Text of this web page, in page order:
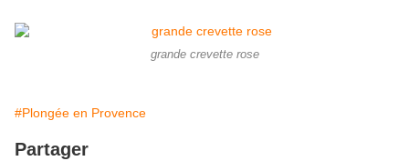
grande crevette rose
#Plongée en Provence
Partager